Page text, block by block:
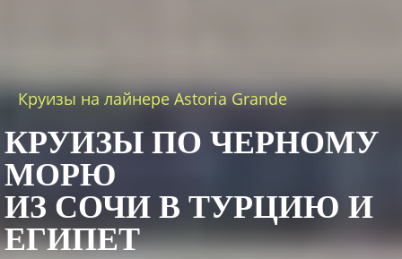
Круизы на лайнере Astoria Grande
КРУИЗЫ ПО ЧЕРНОМУ
МОРЮ
ИЗ СОЧИ В ТУРЦИЮ И
ЕГИПЕТ